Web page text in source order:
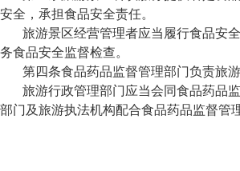
安全，承担食品安全责任。
旅游景区经营管理者应当履行食品安
务食品安全监督检查。
第四条食品药品监督管理部门负责旅
旅游行政管理部门应当会同食品药品
部门及旅游执法机构配合食品药品监督管